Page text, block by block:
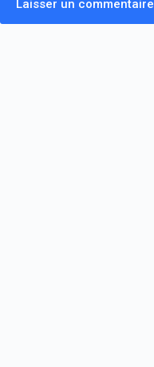
Laisser un commentaire